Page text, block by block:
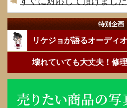
特別企画
リケジョが語るオーディ
壊れていても大丈夫！修